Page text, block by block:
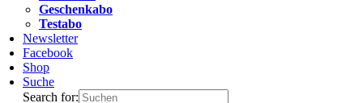
Geschenkabo
Testabo
Newsletter
Facebook
Shop
Suche
Search for: